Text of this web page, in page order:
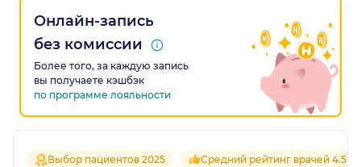
Онлайн-запись
без комиссии
Более того, за каждую запись
вы получаете кэшбэк
по программе лояльности
Выбор пациентов 2025 Средний рейтинг врачей 4.5